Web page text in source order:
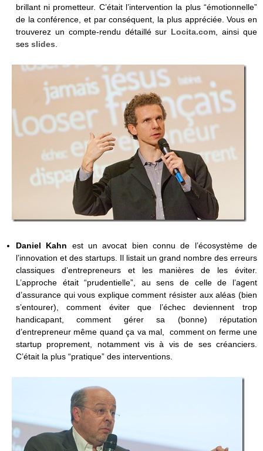
brillant ni prometteur. C’était l’intervention la plus “émotionnelle”
de la conférence, et par conséquent, la plus appréciée. Vous en
trouverez un compte-rendu détaillé sur Locita.com , ainsi que
ses slides
Daniel Kahn est un avocat bien connu de l’écosystème de
l’innovation et des startups. Il listait un grand nombre des erreurs
classiques d’entrepreneurs et les manières de les éviter.
L’approche était “prudentielle”, au sens de celle de l’agent
d’assurance qui vous explique comment résister aux aléas (bien
s’entourer), comment éviter que l’échec deviennent trop
handicapant, comment gérer sa (bonne) réputation
d’entrepreneur même quand ça va mal, comment on ferme une
startup proprement, notamment vis à vis de ses créanciers.
C’était la plus “pratique” des interventions.